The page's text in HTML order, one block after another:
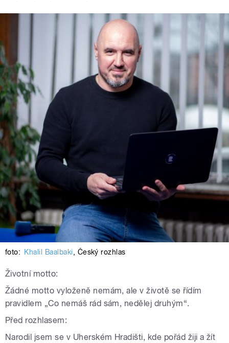
foto: Khalil Baalbaki, Český rozhlas
Životní motto:
Žádné motto vyloženě nemám, ale v životě se řídím
pravidlem „Co nemáš rád sám, nedělej druhým“.
Před rozhlasem:
Narodil jsem se v Uherském Hradišti, kde pořád žiji a žít